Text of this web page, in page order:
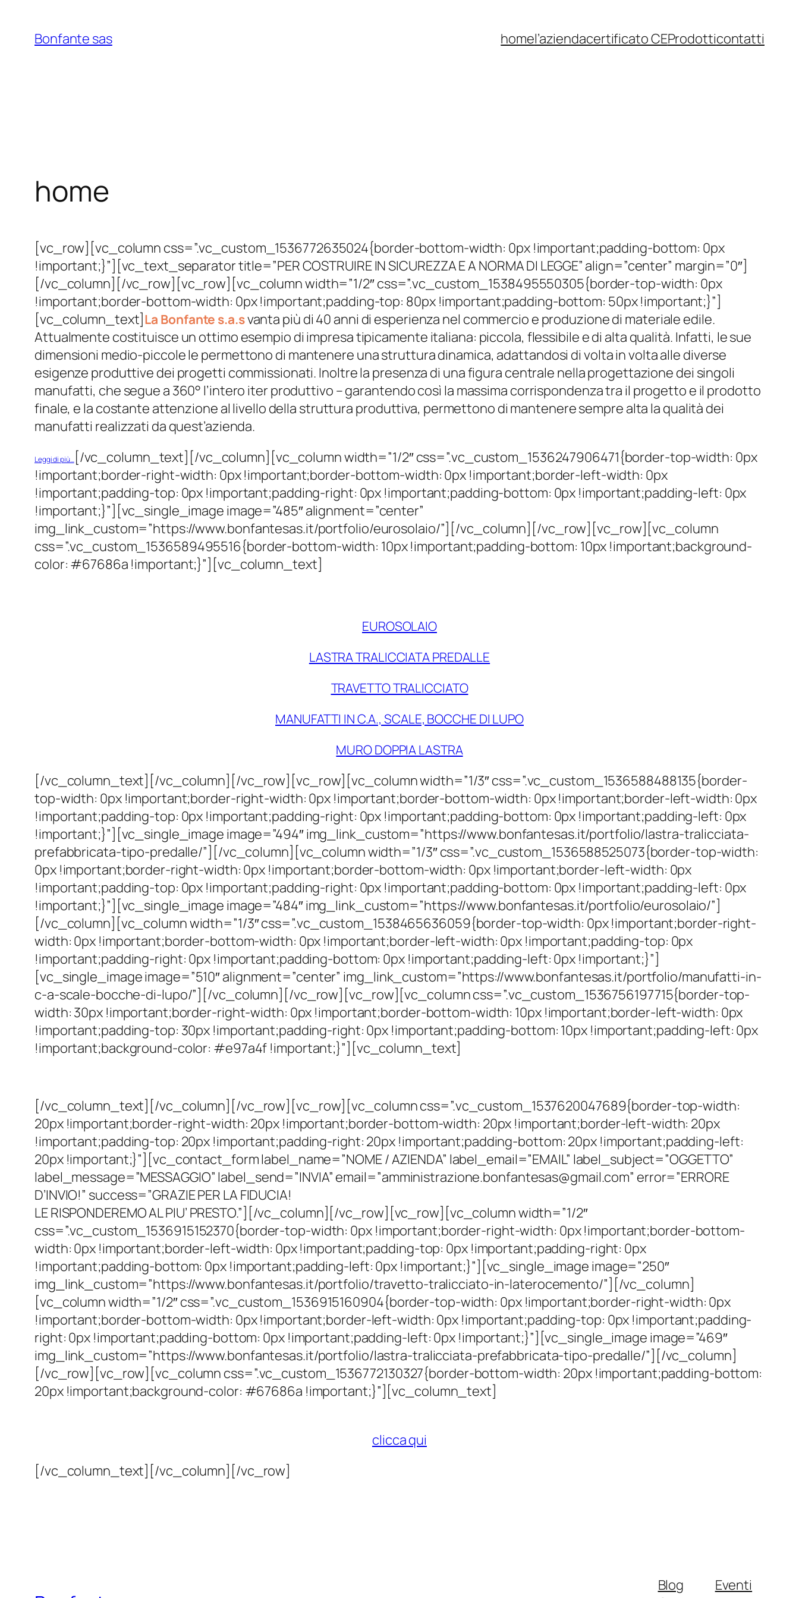
contenuto
Bonfante sas homel’aziendacertificato CEProdotticontatti
home
[vc_row][vc_column css=”.vc_custom_1536772635024{border-bottom-width: 0px !important;padding-bottom: 0px
!important;}”][vc_text_separator title=”PER COSTRUIRE IN SICUREZZA E A NORMA DI LEGGE” align=”center” margin=”0″]
[/vc_column][/vc_row][vc_row][vc_column width=”1/2″ css=”.vc_custom_1538495550305{border-top-width: 0px
!important;border-bottom-width: 0px !important;padding-top: 80px !important;padding-bottom: 50px !important;}”]
[vc_column_text]La Bonfante s.a.svanta più di 40 anni di esperienza nel commercio e produzione di materiale edile.
Attualmente costituisce un ottimo esempio di impresa tipicamente italiana: piccola, flessibile e di alta qualità. Infatti, le sue
dimensioni medio-piccole le permettono di mantenere una struttura dinamica, adattandosi di volta in volta alle diverse
esigenze produttive dei progetti commissionati. Inoltre la presenza di una figura centrale nella progettazione dei singoli
manufatti, che segue a 360° l’intero iter produttivo – garantendo così la massima corrispondenza tra il progetto e il prodotto
finale, e la costante attenzione al livello della struttura produttiva, permettono di mantenere sempre alta la qualità dei
manufatti realizzati da quest’azienda.
Leggi di più…[/vc_column_text][/vc_column][vc_column width=”1/2″ css=”.vc_custom_1536247906471{border-top-width: 0px
!important;border-right-width: 0px !important;border-bottom-width: 0px !important;border-left-width: 0px
!important;padding-top: 0px !important;padding-right: 0px !important;padding-bottom: 0px !important;padding-left: 0px
!important;}”][vc_single_image image=”485″ alignment=”center”
img_link_custom=”https://www.bonfantesas.it/portfolio/eurosolaio/”][/vc_column][/vc_row][vc_row][vc_column
css=”.vc_custom_1536589495516{border-bottom-width: 10px !important;padding-bottom: 10px !important;background-
color: #67686a !important;}”][vc_column_text]
EUROSOLAIO
LASTRA TRALICCIATA PREDALLE
TRAVETTO TRALICCIATO
MANUFATTI IN C.A., SCALE, BOCCHE DI LUPO
MURO DOPPIA LASTRA
[/vc_column_text][/vc_column][/vc_row][vc_row][vc_column width=”1/3″ css=”.vc_custom_1536588488135{border-
top-width: 0px !important;border-right-width: 0px !important;border-bottom-width: 0px !important;border-left-width: 0px
!important;padding-top: 0px !important;padding-right: 0px !important;padding-bottom: 0px !important;padding-left: 0px
!important;}”][vc_single_image image=”494″ img_link_custom=”https://www.bonfantesas.it/portfolio/lastra-tralicciata-
prefabbricata-tipo-predalle/”][/vc_column][vc_column width=”1/3″ css=”.vc_custom_1536588525073{border-top-width:
0px !important;border-right-width: 0px !important;border-bottom-width: 0px !important;border-left-width: 0px
!important;padding-top: 0px !important;padding-right: 0px !important;padding-bottom: 0px !important;padding-left: 0px
!important;}”][vc_single_image image=”484″ img_link_custom=”https://www.bonfantesas.it/portfolio/eurosolaio/”]
[/vc_column][vc_column width=”1/3″ css=”.vc_custom_1538465636059{border-top-width: 0px !important;border-right-
width: 0px !important;border-bottom-width: 0px !important;border-left-width: 0px !important;padding-top: 0px
!important;padding-right: 0px !important;padding-bottom: 0px !important;padding-left: 0px !important;}”]
[vc_single_image image=”510″ alignment=”center” img_link_custom=”https://www.bonfantesas.it/portfolio/manufatti-in-
c-a-scale-bocche-di-lupo/”][/vc_column][/vc_row][vc_row][vc_column css=”.vc_custom_1536756197715{border-top-
width: 30px !important;border-right-width: 0px !important;border-bottom-width: 10px !important;border-left-width: 0px
!important;padding-top: 30px !important;padding-right: 0px !important;padding-bottom: 10px !important;padding-left: 0px
!important;background-color: #e97a4f !important;}”][vc_column_text]
[/vc_column_text][/vc_column][/vc_row][vc_row][vc_column css=”.vc_custom_1537620047689{border-top-width:
20px !important;border-right-width: 20px !important;border-bottom-width: 20px !important;border-left-width: 20px
!important;padding-top: 20px !important;padding-right: 20px !important;padding-bottom: 20px !important;padding-left:
20px !important;}”][vc_contact_form label_name=”NOME / AZIENDA” label_email=”EMAIL” label_subject=”OGGETTO”
label_message=”MESSAGGIO” label_send=”INVIA” email=”amministrazione.bonfantesas@gmail.com” error=”ERRORE
D’INVIO!” success=”GRAZIE PER LA FIDUCIA!
LE RISPONDEREMO AL PIU’ PRESTO.”][/vc_column][/vc_row][vc_row][vc_column width=”1/2″
css=”.vc_custom_1536915152370{border-top-width: 0px !important;border-right-width: 0px !important;border-bottom-
width: 0px !important;border-left-width: 0px !important;padding-top: 0px !important;padding-right: 0px
!important;padding-bottom: 0px !important;padding-left: 0px !important;}”][vc_single_image image=”250″
img_link_custom=”https://www.bonfantesas.it/portfolio/travetto-tralicciato-in-laterocemento/”][/vc_column]
[vc_column width=”1/2″ css=”.vc_custom_1536915160904{border-top-width: 0px !important;border-right-width: 0px
!important;border-bottom-width: 0px !important;border-left-width: 0px !important;padding-top: 0px !important;padding-
right: 0px !important;padding-bottom: 0px !important;padding-left: 0px !important;}”][vc_single_image image=”469″
img_link_custom=”https://www.bonfantesas.it/portfolio/lastra-tralicciata-prefabbricata-tipo-predalle/”][/vc_column]
[/vc_row][vc_row][vc_column css=”.vc_custom_1536772130327{border-bottom-width: 20px !important;padding-bottom:
20px !important;background-color: #67686a !important;}”][vc_column_text]
clicca qui
[/vc_column_text][/vc_column][/vc_row]
Blog
Eventi